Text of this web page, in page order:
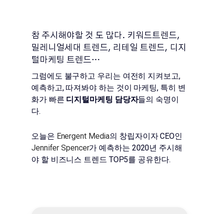
참 주시해야할 것 도 많다. 키워드트렌드,
밀레니얼세대 트렌드, 리테일 트렌드, 디지
털마케팅 트렌드…
그럼에도 불구하고 우리는 여전히 지켜보고,
예측하고, 따져봐야 하는 것이 마케팅, 특히 변
화가 빠른 디지털마케팅 담당자들의 숙명이
다.
오늘은 Energent Media의 창립자이자 CEO인
Jennifer Spencer가 예측하는 2020년 주시해
야 할 비즈니스 트렌드 TOP5를 공유한다.